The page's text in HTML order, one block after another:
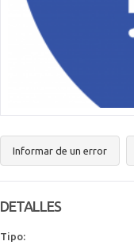
Informar de un error
DETALLES
Tipo: